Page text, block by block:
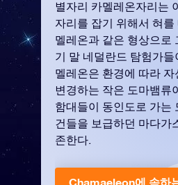
별자리 카멜레온자리는
자리를 잡기 위해서 혀
멜레온과 같은 형상으로
기 말 네덜란드 탐험가
멜레온은 환경에 따라 자
변경하는 작은 도마뱀류
함대들이 동인도로 가는
건들을 보급하던 마다가
존한다.
Chamaeleon에 속하